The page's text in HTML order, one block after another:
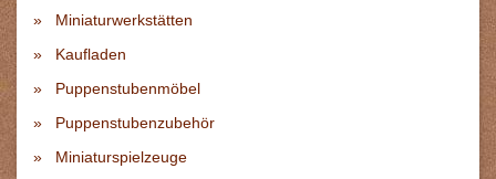
Miniaturwerkstätten
Kaufladen
Puppenstubenmöbel
Puppenstubenzubehör
Miniaturspielzeuge